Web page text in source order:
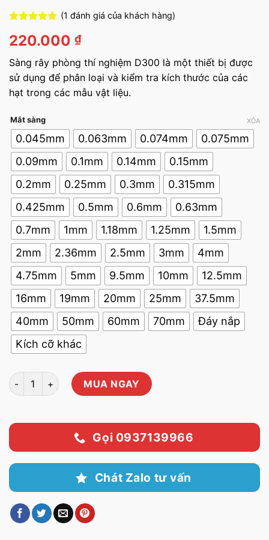
dựa trên
đánh giá
(1 đánh giá của khách hàng)
220.000 ₫
Sàng rây phòng thí nghiệm D300 là một thiết bị được
sử dụng để phân loại và kiểm tra kích thước của các
hạt trong các mẫu vật liệu.
Mắt sàng
0.045mm 0.063mm 0.074mm
0.075mm
0.09mm
0.1mm 0.14mm
0.15mm
0.2mm
0.25mm 0.3mm
0.315mm
0.425mm
0.5mm 0.6mm
0.63mm
0.7mm
1mm 1.18mm 1.25mm
1.5mm
2mm
2.36mm 2.5mm 3mm
4mm
4.75mm
5mm 9.5mm 10mm
12.5mm
16mm
19mm 20mm 25mm
37.5mm
40mm
50mm 60mm 70mm
Đáy nắp
Kích cỡ khác
XÓA
Sàng rây phòng thí nghiệm D300 chất lượng cao số lượng
MUA NGAY
Gọi 0937139966
Chát Zalo tư vấn